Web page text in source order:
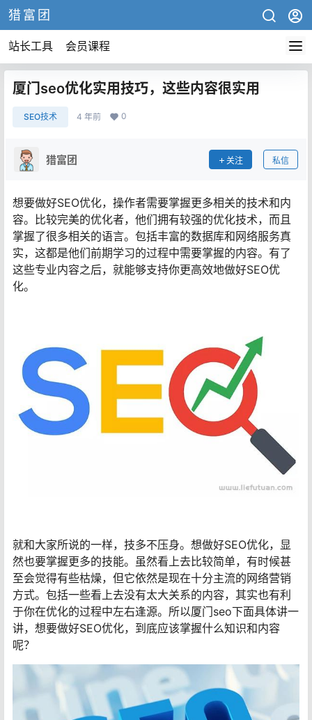
猎富团
站长工具 会员课程
厦门seo优化实用技巧，这些内容很实用
SEO技术 4 年前 0
猎富团 关注 私信
想要做好SEO优化，操作者需要掌握更多相关的技术和内
容。比较完美的优化者，他们拥有较强的优化技术，而且
掌握了很多相关的语言。包括丰富的数据库和网络服务真
实，这都是他们前期学习的过程中需要掌握的内容。有了
这些专业内容之后，就能够支持你更高效地做好SEO优
化。
就和大家所说的一样，技多不压身。想做好SEO优化，显
然也要掌握更多的技能。虽然看上去比较简单，有时候甚
至会觉得有些枯燥，但它依然是现在十分主流的网络营销
方式。包括一些看上去没有太大关系的内容，其实也有利
于你在优化的过程中左右逢源。所以厦门seo下面具体讲一
讲，想要做好SEO优化，到底应该掌握什么知识和内容
呢？